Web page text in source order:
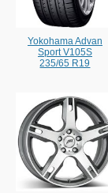
Yokohama Advan
Sport V105S
235/65 R19